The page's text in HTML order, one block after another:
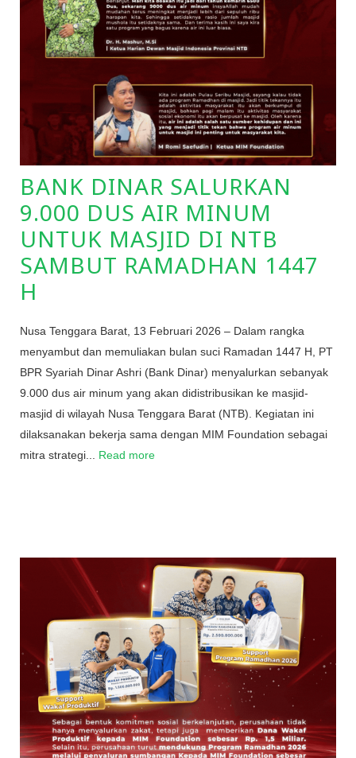
BANK DINAR SALURKAN
9.000 DUS AIR MINUM
UNTUK MASJID DI NTB
SAMBUT RAMADHAN 1447
H
Nusa Tenggara Barat, 13 Februari 2026 – Dalam rangka
menyambut dan memuliakan bulan suci Ramadan 1447 H, PT
BPR Syariah Dinar Ashri (Bank Dinar) menyalurkan sebanyak
9.000 dus air minum yang akan didistribusikan ke masjid-
masjid di wilayah Nusa Tenggara Barat (NTB). Kegiatan ini
dilaksanakan bekerja sama dengan MIM Foundation sebagai
mitra strategi... Read more